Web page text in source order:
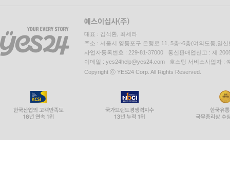
대표 : 김석환, 최세라
주소 : 서울시 영등포구 은행로 11, 5층~6층(여의도동,일신
사업자등록번호 : 229-81-37000 통신판매업신고 : 제
이메일 : yes24help@yes24.com 호스팅 서비스사업자 :
Copyright ⓒ YES24 Corp. All Rights Reserved.